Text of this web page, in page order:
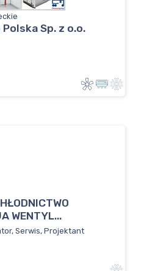
Sp. z o.o.
WENTYL...
Serwis, Projektant